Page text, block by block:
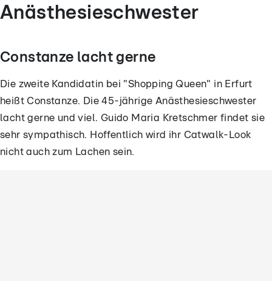
Anästhesieschwester
Constanze lacht gerne
Die zweite Kandidatin bei "Shopping Queen" in Erfurt
heißt Constanze. Die 45-jährige Anästhesieschwester
lacht gerne und viel. Guido Maria Kretschmer findet sie
sehr sympathisch. Hoffentlich wird ihr Catwalk-Look
nicht auch zum Lachen sein.